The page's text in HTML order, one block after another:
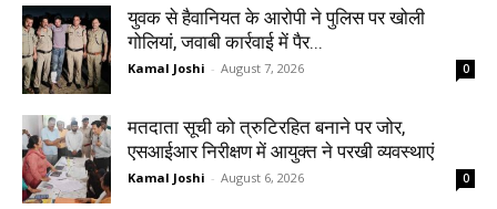
युवक से हैवानियत के आरोपी ने पुलिस पर खोली
गोलियां, जवाबी कार्रवाई में पैर...
Kamal Joshi - August 7, 2026 0
मतदाता सूची को त्रुटिरहित बनाने पर जोर,
एसआईआर निरीक्षण में आयुक्त ने परखी व्यवस्थाएं
Kamal Joshi - August 6, 2026 0